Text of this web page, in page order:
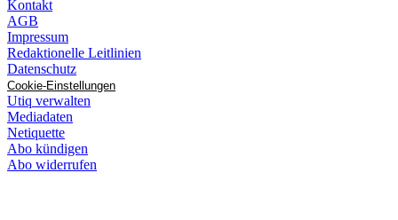
Kontakt
AGB
Impressum
Redaktionelle Leitlinien
Datenschutz
Cookie-Einstellungen
Utiq verwalten
Mediadaten
Netiquette
Abo kündigen
Abo widerrufen